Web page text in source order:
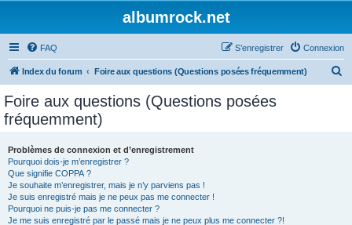
albumrock.net
FAQ Connexion
S’enregistrer
Index du forum Foire aux questions (Questions posées fréquemment)
Foire aux questions (Questions posées
fréquemment)
Problèmes de connexion et d’enregistrement
Pourquoi dois-je m’enregistrer ?
Que signifie COPPA ?
Je souhaite m’enregistrer, mais je n’y parviens pas !
Je suis enregistré mais je ne peux pas me connecter !
Pourquoi ne puis-je pas me connecter ?
Je me suis enregistré par le passé mais je ne peux plus me connecter ?!